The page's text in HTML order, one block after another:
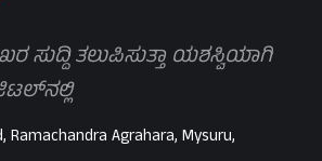
ಸುದ್ದಿ ತಲುಪಿಸುತ್ತಾ ಯಶಸ್ವಿಯಾಗಿ
Ramachandra Agrahara, Mysuru,